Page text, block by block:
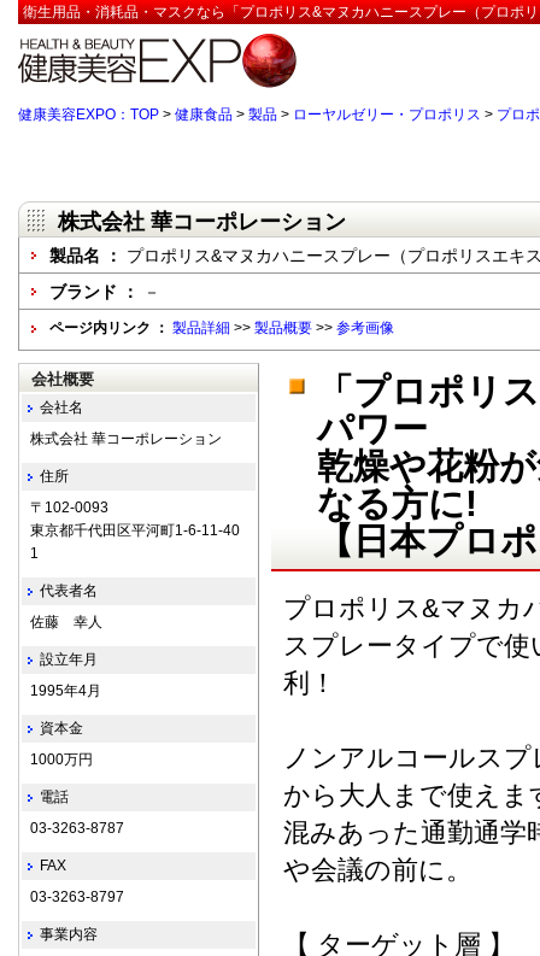
衛生用品・消耗品・マスクなら「プロポリス&マヌカハニースプレー（プロポ
健康美容EXPO：TOP > 健康食品 > 製品 > ローヤルゼリー・プロポリス > プロ
株式会社 華コーポレーション
製品名 ： プロポリス&マヌカハニースプレー（プロポリスエキ
ブランド ：
－
ページ内リンク ： 製品詳細 >> 製品概要 >> 参考画像
「プロポリ
パワー
乾燥や花粉
なる方に!
【日本プロ
プロポリス&マヌカ
スプレータイプで
利！
ノンアルコールス
から大人まで使えま
混みあった通勤通学
や会議の前に。
【 ターゲット層 】
会社概要
会社名
株式会社 華コーポレーション
住所
〒102-0093
東京都千代田区平河町1-6-11-40
1
代表者名
佐藤 幸人
設立年月
1995年4月
資本金
1000万円
電話
03-3263-8787
FAX
03-3263-8797
事業内容